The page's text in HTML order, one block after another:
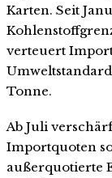
Karten. Seit
verteuert
Tonne.
Ab Juli
Importquoten
außerquotierte